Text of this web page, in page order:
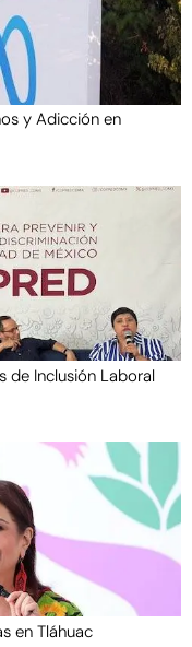
y Adicción en
de Inclusión Laboral
en Tláhuac